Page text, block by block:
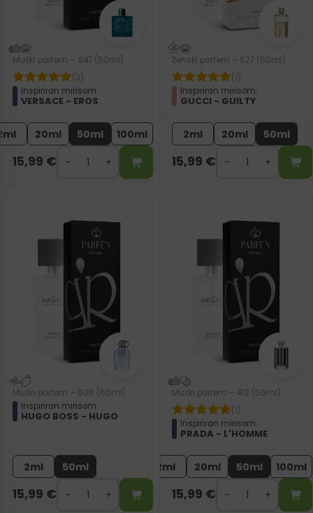
Muški parfem – 647 (50ml)
(3)
Inspiriran mirisom:
VERSACE - EROS
20ml 50ml 100ml
15,99 €
Ženski parfem – 527 (50ml)
(1)
Inspiriran mirisom:
GUCCI - GUILTY
2ml 20ml 50ml
15,99 €
Muški parfem – 606 (50ml)
Inspiriran mirisom:
HUGO BOSS - HUGO
2ml 50ml
15,99 €
Muški parfem – 412 (50ml)
(1)
Inspiriran mirisom:
PRADA - L'HOMME
2ml 20ml 50ml 100ml
15,99 €